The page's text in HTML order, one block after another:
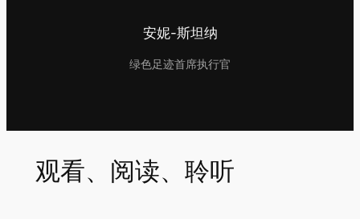
安妮-斯坦纳
绿色足迹首席执行官
观看、阅读、聆听